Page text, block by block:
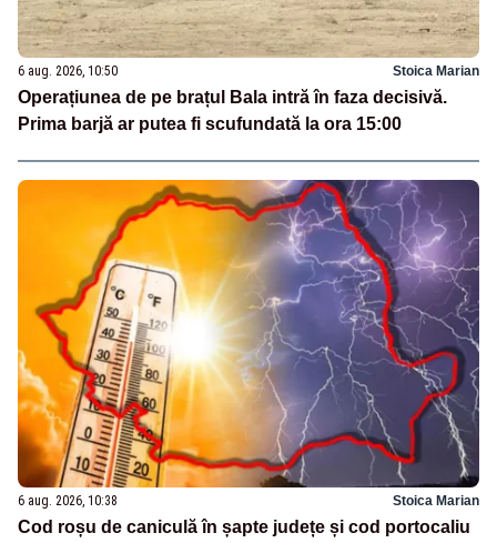
6 aug. 2026, 10:50 Stoica Marian
Operațiunea de pe brațul Bala intră în faza decisivă.
Prima barjă ar putea fi scufundată la ora 15:00
6 aug. 2026, 10:38 Stoica Marian
Cod roșu de caniculă în șapte județe și cod portocaliu